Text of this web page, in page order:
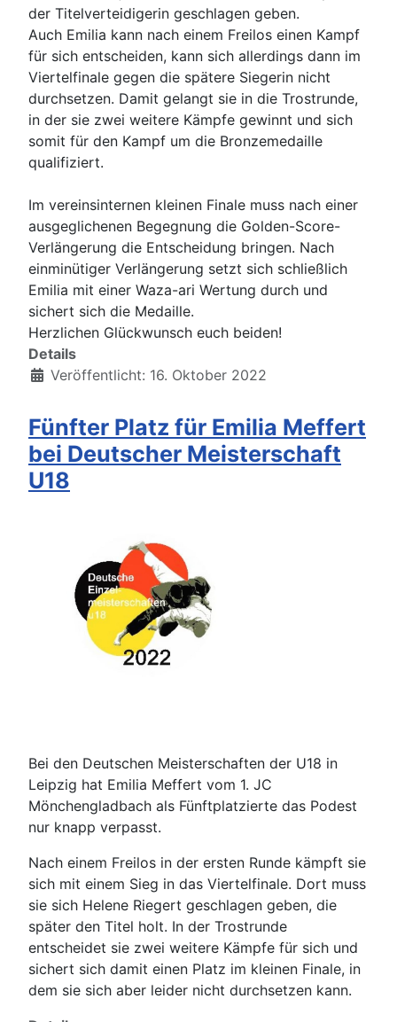
der Titelverteidigerin geschlagen geben.
Auch Emilia kann nach einem Freilos einen Kampf
für sich entscheiden, kann sich allerdings dann im
Viertelfinale gegen die spätere Siegerin nicht
durchsetzen. Damit gelangt sie in die Trostrunde,
in der sie zwei weitere Kämpfe gewinnt und sich
somit für den Kampf um die Bronzemedaille
qualifiziert.
Im vereinsinternen kleinen Finale muss nach einer
ausgeglichenen Begegnung die Golden-Score-
Verlängerung die Entscheidung bringen. Nach
einminütiger Verlängerung setzt sich schließlich
Emilia mit einer Waza-ari Wertung durch und
sichert sich die Medaille.
Herzlichen Glückwunsch euch beiden!
Details
Veröffentlicht: 16. Oktober 2022
Fünfter Platz für Emilia Meffert
bei Deutscher Meisterschaft
U18
Bei den Deutschen Meisterschaften der U18 in
Leipzig hat Emilia Meffert vom 1. JC
Mönchengladbach als Fünftplatzierte das Podest
nur knapp verpasst.
Nach einem Freilos in der ersten Runde kämpft sie
sich mit einem Sieg in das Viertelfinale. Dort muss
sie sich Helene Riegert geschlagen geben, die
später den Titel holt. In der Trostrunde
entscheidet sie zwei weitere Kämpfe für sich und
sichert sich damit einen Platz im kleinen Finale, in
dem sie sich aber leider nicht durchsetzen kann.